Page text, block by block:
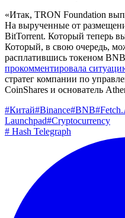
«Итак, TRON Foundation
На вырученные от
BitTorrent. Который теперь
Который, в свою очередь,
расплатившись токеном
прокомментировала
стратег компании по
CoinShares и основатель
#Китай#Binance#BNB#
Launchpad#Cryptocurrency
# Hash Telegraph